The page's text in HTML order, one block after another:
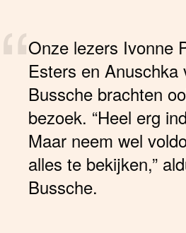
Onze lezers Ivonne
Esters en Anuschka
Bussche brachten
bezoek. “Heel erg
Maar neem wel
alles te bekijken,”
Bussche.